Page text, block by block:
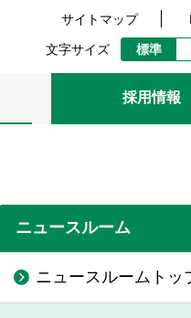
サイトマップ
文字サイズ 標準
採用情報
ニュースルーム
ニュースルームトッ